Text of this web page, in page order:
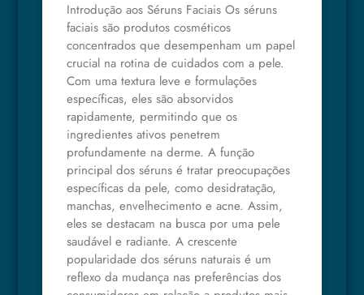
Introdução aos Séruns Faciais Os séruns
faciais são produtos cosméticos
concentrados que desempenham um papel
crucial na rotina de cuidados com a pele.
Com uma textura leve e formulações
específicas, eles são absorvidos
rapidamente, permitindo que os
ingredientes ativos penetrem
profundamente na derme. A função
principal dos séruns é tratar preocupações
específicas da pele, como desidratação,
manchas, envelhecimento e acne. Assim,
eles se destacam na busca por uma pele
saudável e radiante. A crescente
popularidade dos séruns naturais é um
reflexo da mudança nas preferências dos